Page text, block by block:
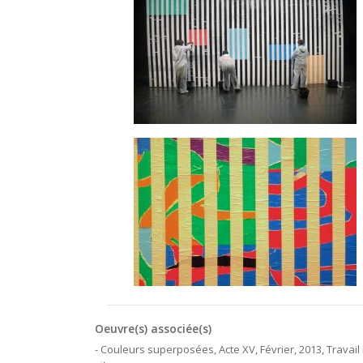
Oeuvre(s) associée(s)
- Couleurs superposées, Acte XV, Février, 2013, Travail